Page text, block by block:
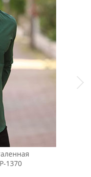
1370